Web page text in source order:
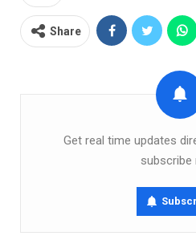
Share
Get real time updates
subscribe